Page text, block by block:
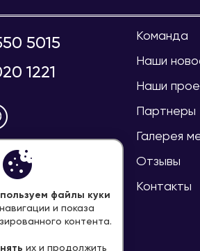
5015
1221
mir.ru
Команда
Наши
Наши
Партнеры
Галерея
Отзывы
Контакты
МНЕ
файлы куки
и показа
контента.
их и продолжить